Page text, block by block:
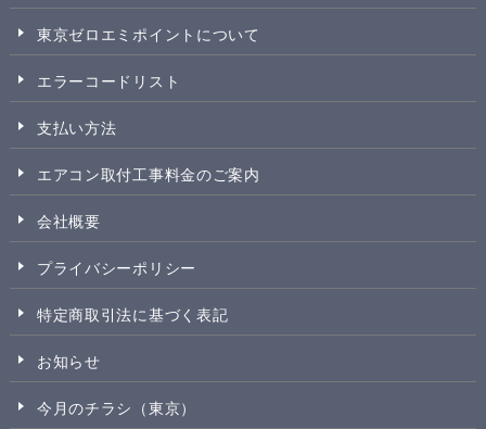
東京ゼロエミポイントについて
エラーコードリスト
支払い方法
エアコン取付工事料金のご案内
会社概要
プライバシーポリシー
特定商取引法に基づく表記
お知らせ
今月のチラシ（東京）